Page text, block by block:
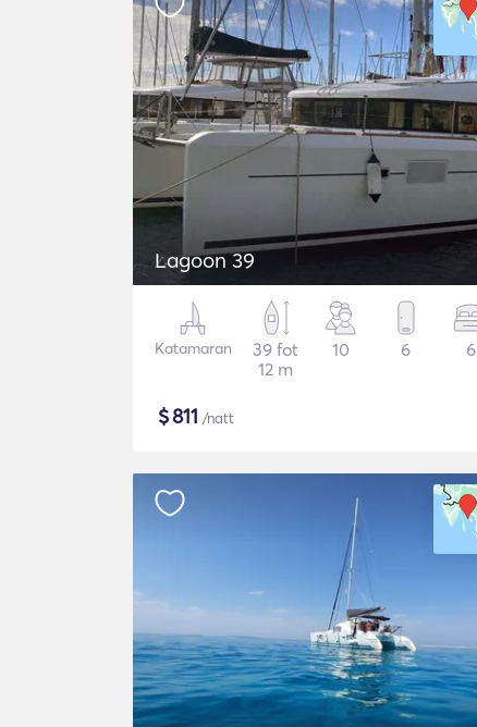
Lagoon 39
Katamaran
39 fot
12 m
10 6 6
$811 /natt